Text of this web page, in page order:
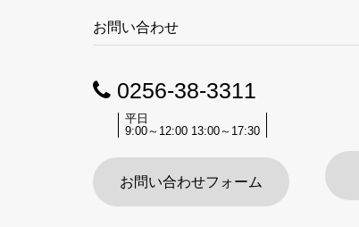
お問い合わせ
0256-38-3311
平日
9:00～12:00 13:00～17:30
お問い合わせフォーム